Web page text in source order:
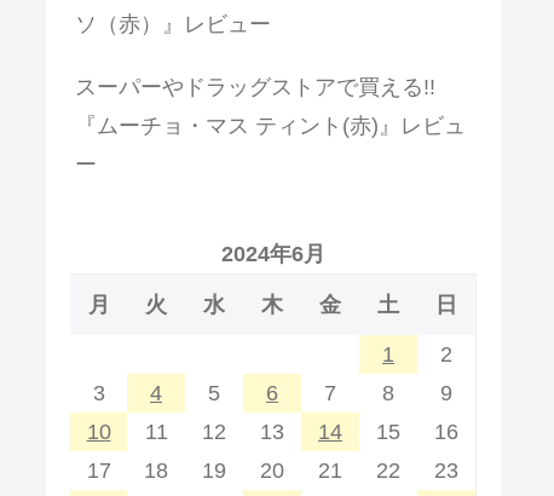
ソ（赤）』レビュー
スーパーやドラッグストアで買える!!
『ムーチョ・マス ティント(赤)』レビュ
ー
2024年6月
月 火 水 木 金 土 日
1
2
3
4 5 6 7 8
9
10
11 12 13 14 15
16
17
18 19 20 21 22
23